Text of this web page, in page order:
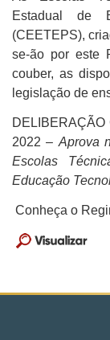
Recursos
Serviços
Enfermagem
Informática
Manutenção
Mecânica
Recursos
Serviços
Prazos Para
Regulamento
Rendimento
Vagas
Websai
Condições
Seleção De
Reclassificação
Trancamento
Processo
APM -
Segurança Do
Eleições 2026
Integridade E
Manual De
Informações
Projetos
Etecom -
Entrevista
Currículo
Documentos
Estagiário
Jovem
Parcerias
Grupo Girassol
Projetos
Revista
Palestras
Conselhos
Acervo Etec
Dicas Da
Fontes De
Frases De
Regulamento
Reposição De
Fale Conosco
Etec
Secretaria
Cadastre-Se
Trabalhe
Vagas Para
Estadual de
(CEETEPS),
se-ão por este
couber, as
legislação de
2022 – Aprova
Escolas
Educação
Conheça o